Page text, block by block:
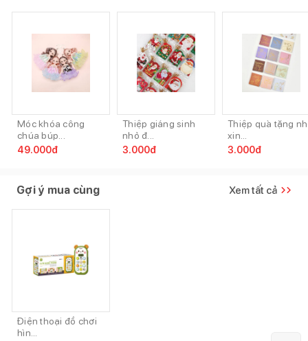
Móc khóa công
chúa búp...
49.000đ
Thiệp giáng sinh
nhỏ đ...
3.000đ
Thiệp quà tặng
xin...
3.000đ
Gợi ý mua cùng Xem tất cả
Điện thoại đồ chơi
hìn...